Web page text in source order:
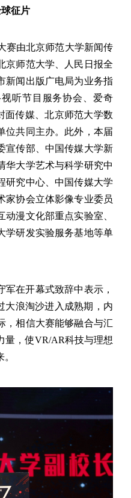
征片
赛由北京师范大学新闻传
京师范大学、人民日报全
新闻出版广电局为业务指
听节目服务协会、爱奇
面传媒、北京师范大学数
位共同主办。此外，本届
宣传部、中国传媒大学新
华大学艺术与科学研究中
研究中心、中国传媒大学
家协会立体影像专业委员
漫文化部重点实验室、
学研发实验服务基地等单
在开幕式致辞中表示，
大浪淘沙进入成熟期，内
，相信大赛能够融合与汇
量，使VR/AR科技与理想